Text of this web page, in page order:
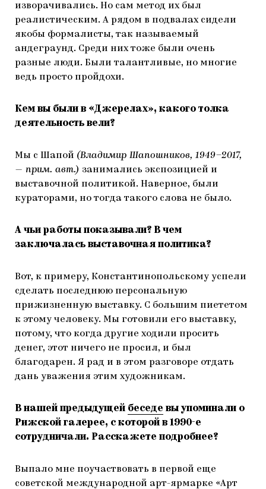
изворачивались. Но сам метод их был
реалистическим. А рядом в подвалах сидели
якобы формалисты, так называемый
андеграунд. Среди них тоже были очень
разные люди. Были талантливые, но многие
ведь просто пройдохи.
Кем вы были в «Джерелах», какого толка
деятельность вели?
Мы с Шапой (Владимир Шапошников, 1949–2017,
— прим. авт.) занимались экспозицией и
выставочной политикой. Наверное, были
кураторами, но тогда такого слова не было.
А чьи работы показывали? В чем
заключалась выставочная политика?
Вот, к примеру, Константинопольскому успели
сделать последнюю персональную
прижизненную выставку. С большим пиететом
к этому человеку. Мы готовили его выставку,
потому, что когда другие ходили просить
денег, этот ничего не просил, и был
благодарен. Я рад и в этом разговоре отдать
дань уважения этим художникам.
В нашей предыдущей беседе вы упоминали о
Рижской галерее, с которой в 1990-е
сотрудничали. Расскажете подробнее?
Выпало мне поучаствовать в первой еще
советской международной арт-ярмарке «Арт